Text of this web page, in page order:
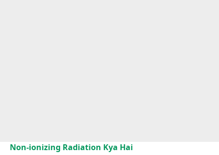
Non-ionizing Radiation Kya Hai